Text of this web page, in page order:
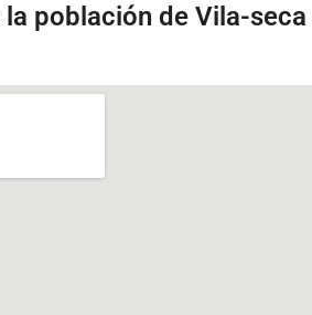
población de Vila-seca